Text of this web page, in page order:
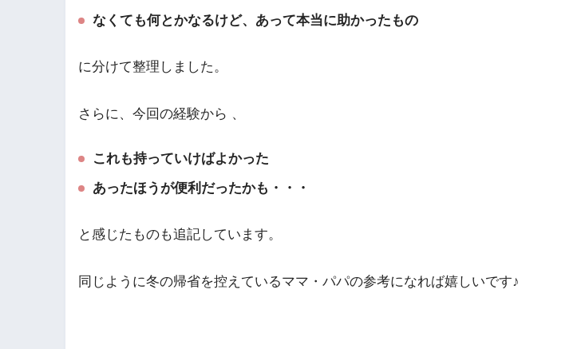
なくても何とかなるけど、あって本当に助かったもの
に分けて整理しました。
さらに、今回の経験から 、
これも持っていけばよかった
あったほうが便利だったかも・・・
と感じたものも追記しています。
同じように冬の帰省を控えているママ・パパの参考になれば嬉しいです♪